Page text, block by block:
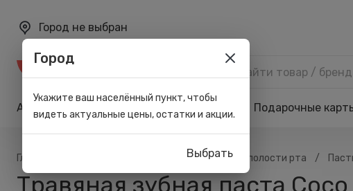
Город не выбран
Акции Карта лояльности Подарочные
Главная Личная гигиена / Для полости рта /
Травяная зубная паста
Город
Укажите ваш населённый пункт, чтобы
видеть актуальные цены, остатки и акции.
Выбрать